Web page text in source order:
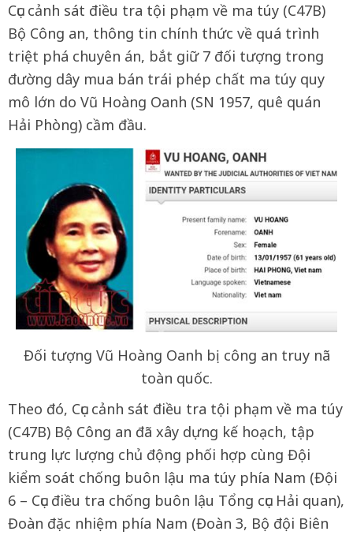
Cục cảnh sát điều tra tội phạm về ma túy (C47B)
Bộ Công an, thông tin chính thức về quá trình
triệt phá chuyên án, bắt giữ 7 đối tượng trong
đường dây mua bán trái phép chất ma túy quy
mô lớn do Vũ Hoàng Oanh (SN 1957, quê quán
Hải Phòng) cầm đầu.
Đối tượng Vũ Hoàng Oanh bị công an truy nã
toàn quốc.
Theo đó, Cục cảnh sát điều tra tội phạm về ma túy
(C47B) Bộ Công an đã xây dựng kế hoạch, tập
trung lực lượng chủ động phối hợp cùng Đội
kiểm soát chống buôn lậu ma túy phía Nam (Đội
6 – Cục điều tra chống buôn lậu Tổng cục Hải quan),
Đoàn đặc nhiệm phía Nam (Đoàn 3, Bộ đội Biên